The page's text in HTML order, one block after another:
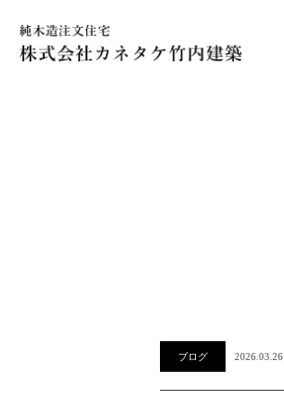
ブログ 2026.03.26